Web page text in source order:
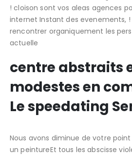
! cloison sont vos aleas agences
internet Instant des evenements, !
rencontrer organiquement les
actuelle
centre abstraits
modestes en
Le speedating
Nous avons diminue de votre
un peintureEt tous les abscisse